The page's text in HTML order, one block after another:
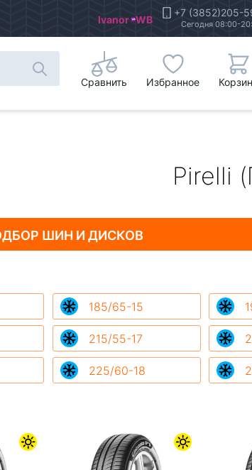
Ivanor WB +7 (3852)205-
Сегодня 08:00-
Сравнить Избранное
Pirelli
ШИНИ ДИСКОВ
185/65-15
215/55-17
225/60-18